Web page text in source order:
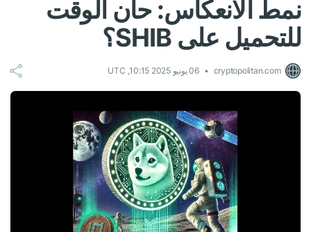
نمط الانعكاس: حان الوقت
للتحميل على SHIB؟
cryptopolitan.com 06 يونيو 2025 10:15, UTC